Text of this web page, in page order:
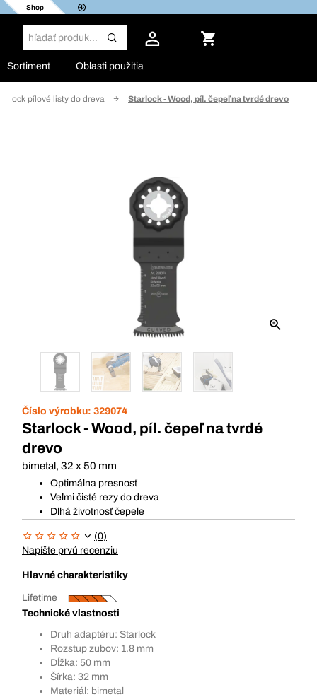
Shop
Sortiment Oblasti použitia
pílové listy do dreva Starlock - Wood, píl. čepeľ na tvrdé drevo
Číslo výrobku: 329074
Starlock - Wood, píl. čepeľ na tvrdé
drevo
bimetal, 32 x 50 mm
Optimálna presnosť
Veľmi čisté rezy do dreva
Dlhá životnosť čepele
(0)
Napíšte prvú recenziu
Hlavné charakteristiky
Lifetime
Technické vlastnosti
Druh adaptéru: Starlock
Rozstup zubov: 1.8 mm
Dĺžka: 50 mm
Šírka: 32 mm
Materiál: bimetal